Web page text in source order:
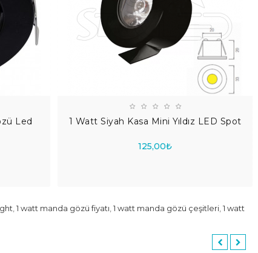
Led
1 Watt Siyah Kasa Mini Yıldız LED Spot
125,00₺
1 watt manda gözü fiyatı 1 watt manda gözü çeşitleri 1 watt